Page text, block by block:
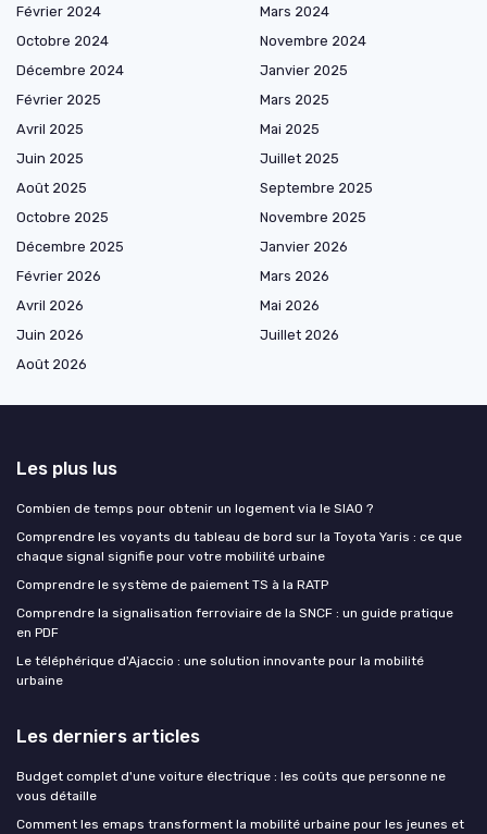
Février 2024
Mars 2024
Octobre 2024
Novembre 2024
Décembre 2024
Janvier 2025
Février 2025
Mars 2025
Avril 2025
Mai 2025
Juin 2025
Juillet 2025
Août 2025
Septembre 2025
Octobre 2025
Novembre 2025
Décembre 2025
Janvier 2026
Février 2026
Mars 2026
Avril 2026
Mai 2026
Juin 2026
Juillet 2026
Août 2026
Les plus lus
Combien de temps pour obtenir un logement via le SIAO ?
Comprendre les voyants du tableau de bord sur la Toyota Yaris : ce que
chaque signal signifie pour votre mobilité urbaine
Comprendre le système de paiement TS à la RATP
Comprendre la signalisation ferroviaire de la SNCF : un guide pratique
en PDF
Le téléphérique d'Ajaccio : une solution innovante pour la mobilité
urbaine
Les derniers articles
Budget complet d'une voiture électrique : les coûts que personne ne
vous détaille
Comment les emaps transforment la mobilité urbaine pour les jeunes et